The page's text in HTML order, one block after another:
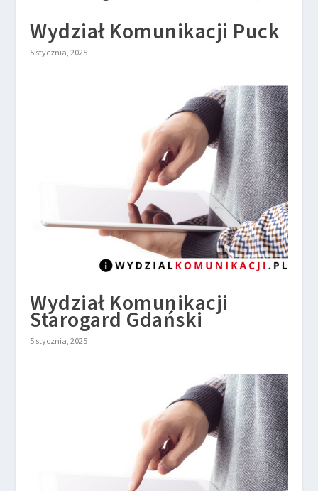
Wydział Komunikacji Puck
5 stycznia, 2025
Wydział Komunikacji
Starogard Gdański
5 stycznia, 2025